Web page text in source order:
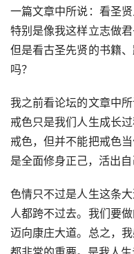
一篇文章中所说：看圣
特别是像我这样立志做
但是看古圣先贤的书籍
吗？
我之前看论坛的文章中
戒色只是我们人生成长
戒色，但并不能把戒色
是全面修身正己，活出自
色情只不过是人生这条
人都跨不过去。我们要
迈向康庄大道。总之，